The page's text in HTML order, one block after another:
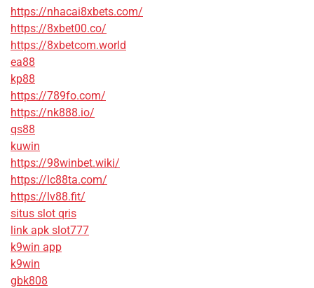
https://nhacai8xbets.com/
https://8xbet00.co/
https://8xbetcom.world
ea88
kp88
https://789fo.com/
https://nk888.io/
qs88
kuwin
https://98winbet.wiki/
https://lc88ta.com/
https://lv88.fit/
situs slot qris
link apk slot777
k9win app
k9win
gbk808